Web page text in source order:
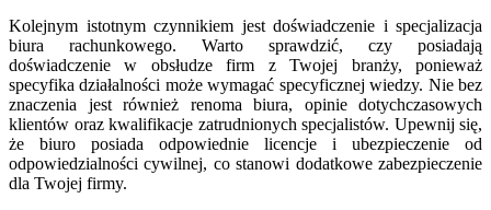
Kolejnym istotnym czynnikiem jest doświadczenie i specjalizacja
biura rachunkowego. Warto sprawdzić, czy posiadają
doświadczenie w obsłudze firm z Twojej branży, ponieważ
specyfika działalności może wymagać specyficznej wiedzy. Nie bez
znaczenia jest również renoma biura, opinie dotychczasowych
klientów oraz kwalifikacje zatrudnionych specjalistów. Upewnij się,
że biuro posiada odpowiednie licencje i ubezpieczenie od
odpowiedzialności cywilnej, co stanowi dodatkowe zabezpieczenie
dla Twojej firmy.